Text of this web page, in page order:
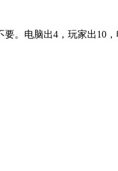
脑出4，玩家出10，电